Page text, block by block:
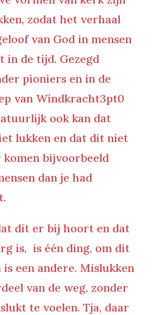
zodat het verhaal
van God in mensen
in de tijd. Gezegd
pioniers en in de
van Windkracht3pt0
ook kan dat
lukken en dat dit niet
komen bijvoorbeeld
dan je had
dit er bij hoort en dat
is, is één ding, om dit
is een andere. Mislukken
van de weg, zonder
te voelen. Tja, daar